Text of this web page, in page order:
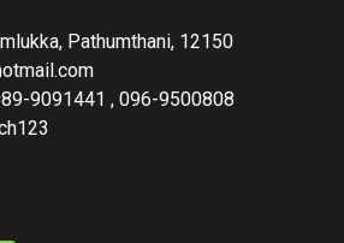
Pathumthani, 12150
9091441 , 096-9500808